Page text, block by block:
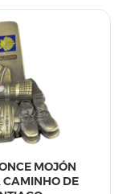
MOJÓN
CAMINHO DE